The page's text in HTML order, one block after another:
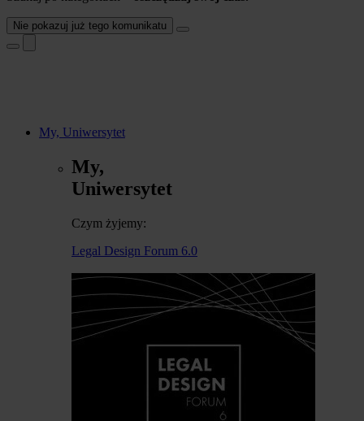
Nie pokazuj już tego komunikatu
My, Uniwersytet
My,
Uniwersytet
Czym żyjemy:
Legal Design Forum 6.0